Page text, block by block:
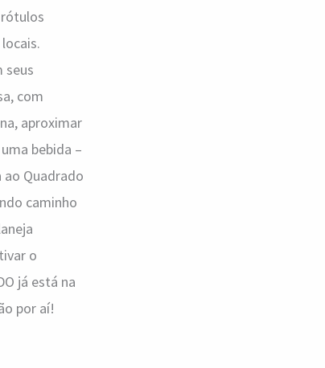
seus
com
aproximar
bebida –
Quadrado
caminho
o
já está na
por aí!